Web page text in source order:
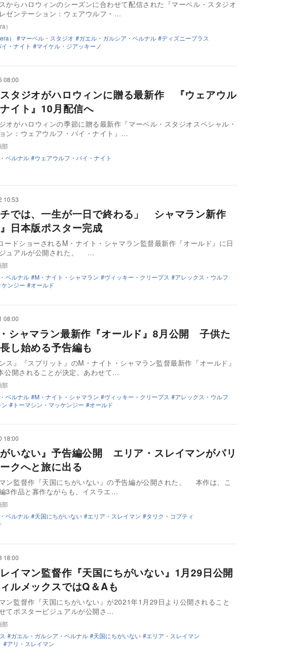
からハロウィンのシーズンに合わせて配信された『マーベル・スタジオ
ゼンテーション：ウェアウルフ・…
）
）
マーベル・スタジオ ガエル・ガルシア・ベルナル
ディズニープラス
・ナイト
マイケル・ジアッキーノ
08:00
タジオがハロウィンに贈る最新作 『ウェアウル
イト』10月配信へ
オがハロウィンの季節に贈る最新作『マーベル・スタジオスペシャル・
ン：ウェアウルフ・バイ・ナイト』…
部
ベルナル
ウェアウルフ・バイ・ナイト
10:53
チでは、一生が一日で終わる」 シャマラン新作
』日本版ポスター完成
ードショーされるM・ナイト・シャマラン監督最新作『オールド』に日
本版ポスタービジュアルが公開された。 …
部
ベルナル
M・ナイト・シャマラン ヴィッキー・クリープス
アレックス・ウルフ
ケンジー
オールド
08:00
シャマラン最新作『オールド』8月公開 子供た
し始める予告編も
ス』『スプリット』のM・ナイト・シャマラン監督最新作『オールド』
公開されることが決定。あわせて…
部
ベルナル
M・ナイト・シャマラン ヴィッキー・クリープス
アレックス・ウルフ
トーマシン・マッケンジー オールド
18:00
がいない』予告編公開 エリア・スレイマンがパリ
クへと旅に出る
ン監督作『天国にちがいない』の予告編が公開された。 本作は、こ
3作品と寡作ながらも、イスラエ…
部
ベルナル
天国にちがいない エリア・スレイマン
タリク・コプティ
18:00
イマン監督作『天国にちがいない』1月29日公開
ルメックスではQ＆Aも
ン監督作『天国にちがいない』が2021年1月29日より公開されること
てポスタービジュアルが公開さ…
部
ガエル・ガルシア・ベルナル 天国にちがいない
エリア・スレイマン
アリ・スレイマン